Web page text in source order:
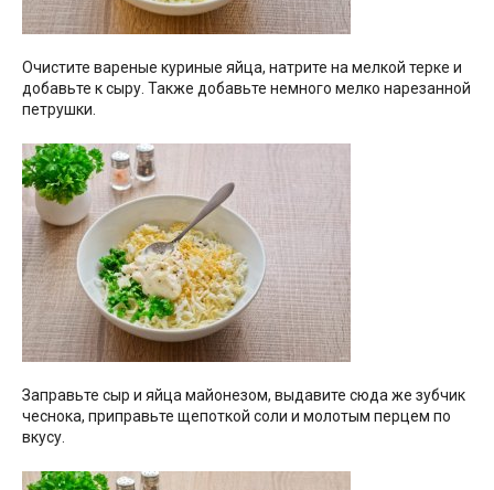
Очистите вареные куриные яйца, натрите на мелкой терке и
добавьте к сыру. Также добавьте немного мелко нарезанной
петрушки.
Заправьте сыр и яйца майонезом, выдавите сюда же зубчик
чеснока, приправьте щепоткой соли и молотым перцем по
вкусу.